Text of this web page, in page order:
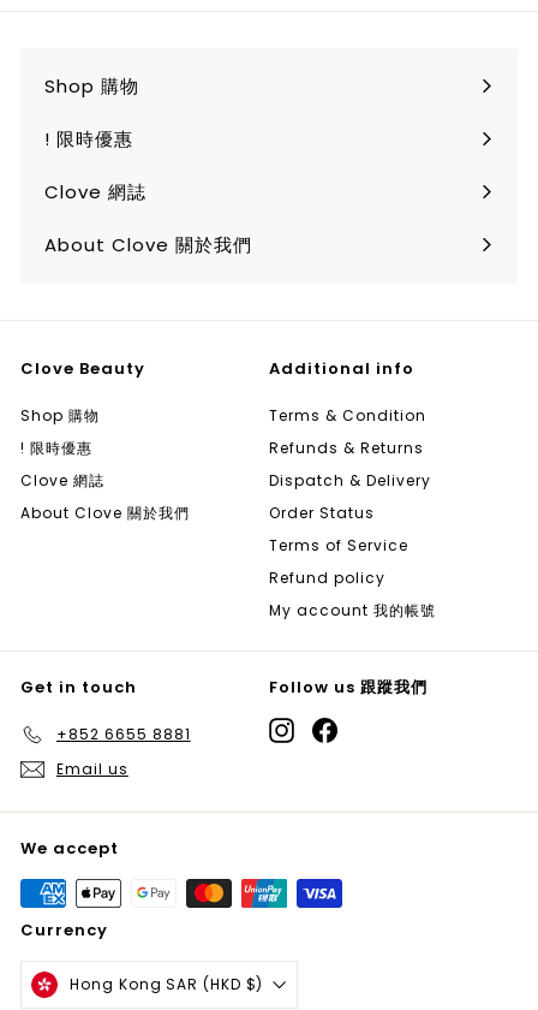
Shop 購物
Expand
submenu
! 限時優惠
Clove 網誌
About Clove 關於我們
Clove Beauty
Shop 購物
! 限時優惠
Clove 網誌
About Clove 關於我們
Additional info
Terms & Condition
Refunds & Returns
Dispatch & Delivery
Order Status
Terms of Service
Refund policy
My account 我的帳號
Get in touch
+852 6655 8881
Email us
Follow us 跟蹤我們
Instagram
We accept
Currency
Hong Kong SAR (HKD $)